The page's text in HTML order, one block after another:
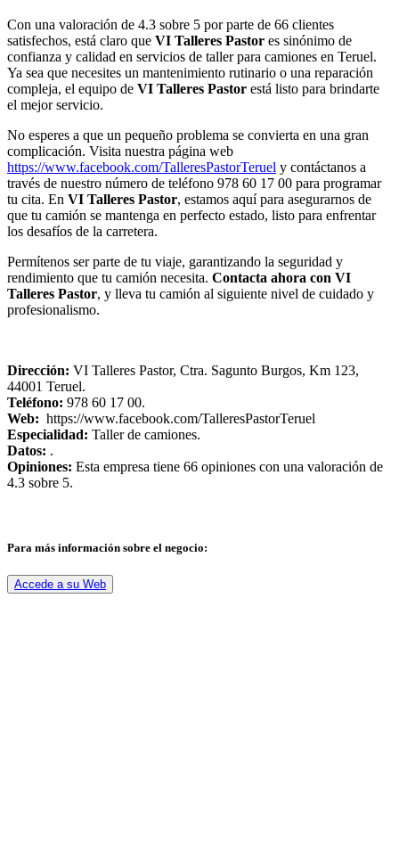
Con una valoración de 4.3 sobre 5 por parte de 66 clientes
satisfechos, está claro que VI Talleres Pastor es sinónimo de
confianza y calidad en servicios de taller para camiones en Teruel.
Ya sea que necesites un mantenimiento rutinario o una reparación
compleja, el equipo de VI Talleres Pastor está listo para brindarte
el mejor servicio.
No esperes a que un pequeño problema se convierta en una gran
complicación. Visita nuestra página web
https://www.facebook.com/TalleresPastorTeruel y contáctanos a
través de nuestro número de teléfono 978 60 17 00 para programar
tu cita. En VI Talleres Pastor, estamos aquí para asegurarnos de
que tu camión se mantenga en perfecto estado, listo para enfrentar
los desafíos de la carretera.
Permítenos ser parte de tu viaje, garantizando la seguridad y
rendimiento que tu camión necesita. Contacta ahora con VI
Talleres Pastor, y lleva tu camión al siguiente nivel de cuidado y
profesionalismo.
Dirección: VI Talleres Pastor, Ctra. Sagunto Burgos, Km 123,
44001 Teruel.
Teléfono: 978 60 17 00.
Web: https://www.facebook.com/TalleresPastorTeruel
Especialidad: Taller de camiones.
Datos: .
Opiniones: Esta empresa tiene 66 opiniones con una valoración de
4.3 sobre 5.
Para más información sobre el negocio:
Accede a su Web